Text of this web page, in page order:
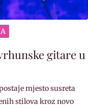
gitare u
mjesto susreta
stilova kroz novo